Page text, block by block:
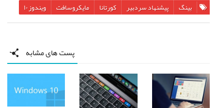
بینگ پیشنهاد سردبیر کورتانا مایکروسافت ویندوز ۱۰
پست های مشابه